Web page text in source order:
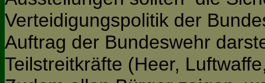
Verteidigungspolitik der
Auftrag der Bundeswehr
Teilstreitkräfte (Heer,